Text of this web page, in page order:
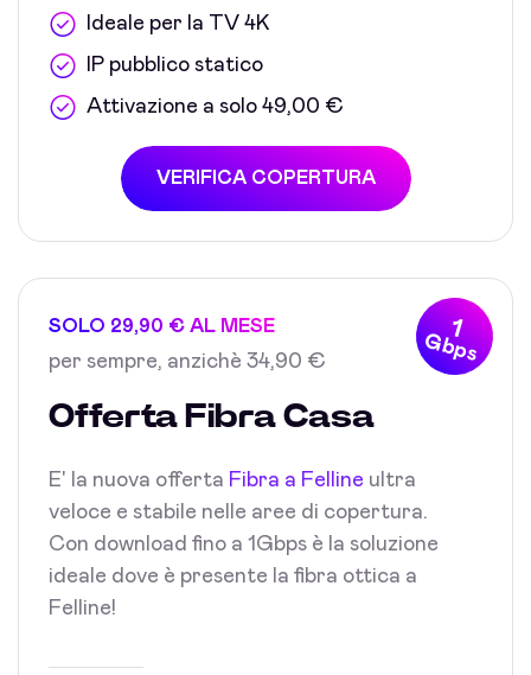
Ideale per la TV 4K
IP pubblico statico
Attivazione a solo 49,00 €
VERIFICA COPERTURA
1
Gbps
SOLO 29,90 € AL MESE
per sempre, anzichè 34,90 €
Offerta Fibra Casa
E' la nuova offerta Fibra a Felline ultra
veloce e stabile nelle aree di copertura.
Con download fino a 1Gbps è la soluzione
ideale dove è presente la fibra ottica a
Felline!